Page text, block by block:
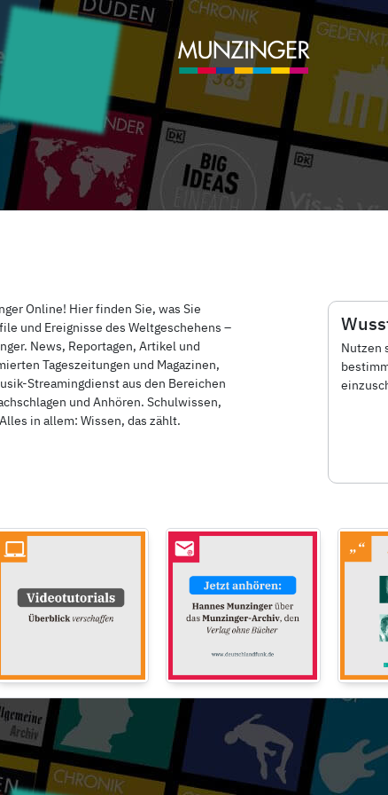
Online! Hier finden Sie, was Sie
und Ereignisse des Weltgeschehens –
News, Reportagen, Artikel und
Tageszeitungen und Magazinen,
Streamingdienst aus den Bereichen
und Anhören. Schulwissen,
in allem: Wissen, das zählt.
Nutzen